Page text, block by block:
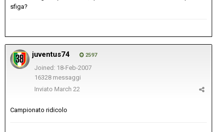
sfiga?
juventus74 2597
Joined: 18-Feb-2007
16328 messaggi
Inviato March 22
Campionato ridicolo